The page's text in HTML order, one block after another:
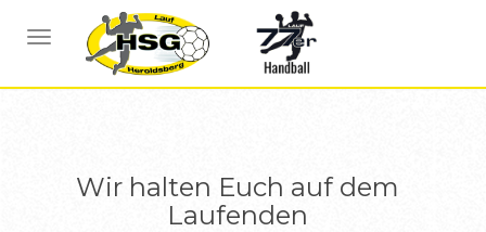
NAVIGATION UMSCHALTEN
ALLGEMEIN
Wir halten Euch auf dem
Laufenden